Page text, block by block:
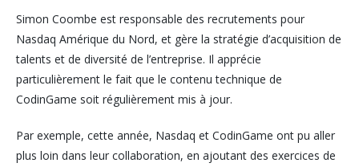
Simon Coombe est responsable des recrutements pour
Nasdaq Amérique du Nord, et gère la stratégie d’acquisition de
talents et de diversité de l’entreprise. Il apprécie
particulièrement le fait que le contenu technique de
CodinGame soit régulièrement mis à jour.
Par exemple, cette année, Nasdaq et CodinGame ont pu aller
plus loin dans leur collaboration, en ajoutant des exercices de